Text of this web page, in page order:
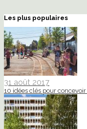
Les plus populaires
31 août 2017
10 idées clés pour